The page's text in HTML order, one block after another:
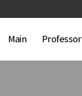
Main Professor